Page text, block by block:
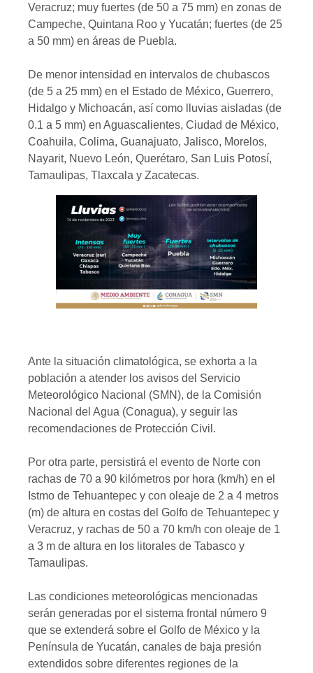
Veracruz; muy fuertes (de 50 a 75 mm) en zonas de
Campeche, Quintana Roo y Yucatán; fuertes (de 25
a 50 mm) en áreas de Puebla.
De menor intensidad en intervalos de chubascos
(de 5 a 25 mm) en el Estado de México, Guerrero,
Hidalgo y Michoacán, así como lluvias aisladas (de
0.1 a 5 mm) en Aguascalientes, Ciudad de México,
Coahuila, Colima, Guanajuato, Jalisco, Morelos,
Nayarit, Nuevo León, Querétaro, San Luis Potosí,
Tamaulipas, Tlaxcala y Zacatecas.
Ante la situación climatológica, se exhorta a la
población a atender los avisos del Servicio
Meteorológico Nacional (SMN), de la Comisión
Nacional del Agua (Conagua), y seguir las
recomendaciones de Protección Civil.
Por otra parte, persistirá el evento de Norte con
rachas de 70 a 90 kilómetros por hora (km/h) en el
Istmo de Tehuantepec y con oleaje de 2 a 4 metros
(m) de altura en costas del Golfo de Tehuantepec y
Veracruz, y rachas de 50 a 70 km/h con oleaje de 1
a 3 m de altura en los litorales de Tabasco y
Tamaulipas.
Las condiciones meteorológicas mencionadas
serán generadas por el sistema frontal número 9
que se extenderá sobre el Golfo de México y la
Península de Yucatán, canales de baja presión
extendidos sobre diferentes regiones de la